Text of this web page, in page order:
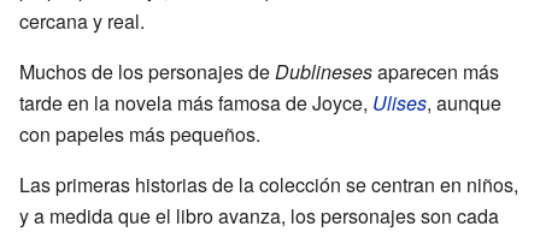
cercana y real.
Muchos de los personajes deDublinesesaparecen más
tarde en la novela más famosa de Joyce, Ulises, aunque
con papeles más pequeños.
Las primeras historias de la colección se centran en niños,
y a medida que el libro avanza, los personajes son cada